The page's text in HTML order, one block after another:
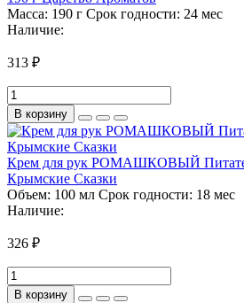
Масса: 190 г Срок годности: 24 мес
Наличие:
313 ₽
В корзину
Крем для рук РОМАШКОВЫЙ
Крымские Сказки
Объем: 100 мл Срок годности: 18 мес
Наличие:
326 ₽
В корзину